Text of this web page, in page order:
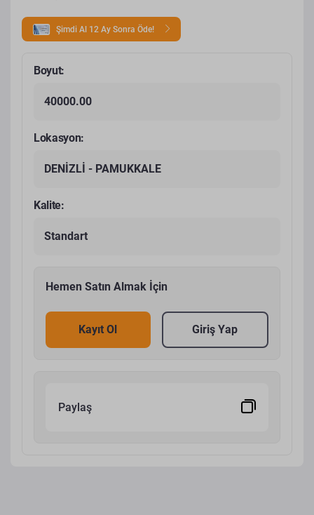
Şimdi Al 12 Ay Sonra Öde!
Boyut:
40000.00
Lokasyon:
DENİZLİ - PAMUKKALE
Kalite:
Standart
Hemen Satın Almak İçin
Kayıt Ol Giriş Yap
Paylaş